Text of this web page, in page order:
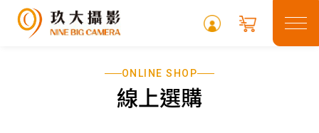
ONLINE SHOP
線上選購
關於玖大